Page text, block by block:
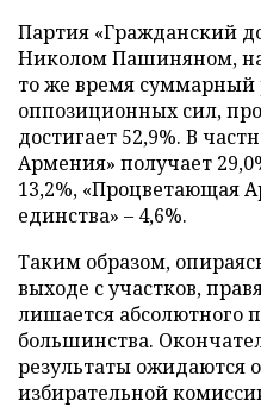
Партия «Гражданский
Николом Пашиняном,
то же время суммарный
оппозиционных сил,
достигает 52,9%. В
Армения» получает
13,2%, «Процветающая
единства» – 4,6%.
Таким образом,
выходе с участков,
лишается абсолютного
большинства.
результаты ожидаются
избирательной